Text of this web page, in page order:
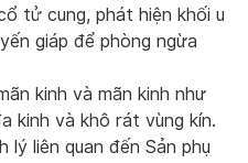
tử cung, phát hiện khối u
giáp để phòng ngừa
kinh và mãn kinh như
kinh và khô rát vùng kín.
liên quan đến Sản phụ